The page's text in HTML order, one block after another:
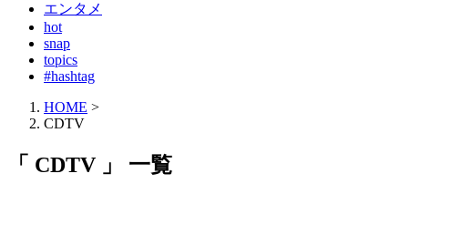
エンタメ
hot
snap
topics
#hashtag
HOME >
CDTV
「 CDTV 」 一覧